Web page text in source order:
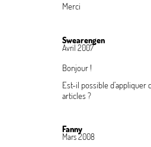
Merci
Swearengen
Avril 2007
Bonjour !
Est-il possible d’appliquer
articles ?
Fanny
Mars 2008